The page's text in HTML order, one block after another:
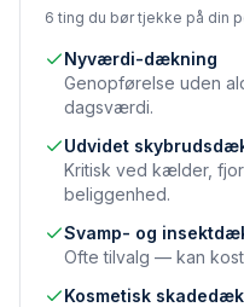
6 ting du bør tjekke på din
Nyværdi-dækning
Genopførelse uden
dagsværdi.
Udvidet
Kritisk ved kælder,
beliggenhed.
Svamp- og
Ofte tilvalg — kan
Kosmetisk